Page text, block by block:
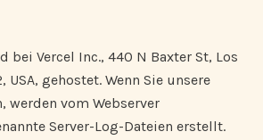
bei Vercel Inc., 440 N Baxter St, Los
USA, gehostet. Wenn Sie unsere
werden vom Webserver
Server-Log-Dateien erstellt.